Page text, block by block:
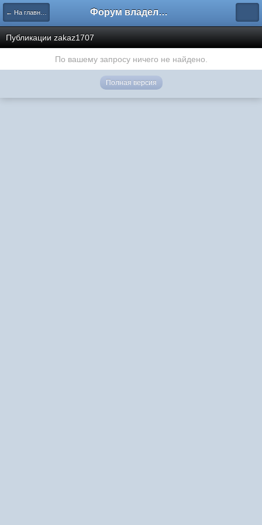
← На главную Форум владельцев интернет-магазинов
Публикации zakaz1707
По вашему запросу ничего не найдено.
Полная версия